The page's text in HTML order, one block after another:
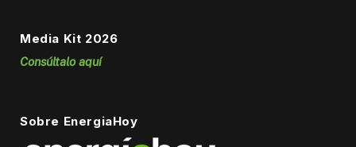
Media Kit 2026
Consúltalo aquí
Sobre EnergiaHoy